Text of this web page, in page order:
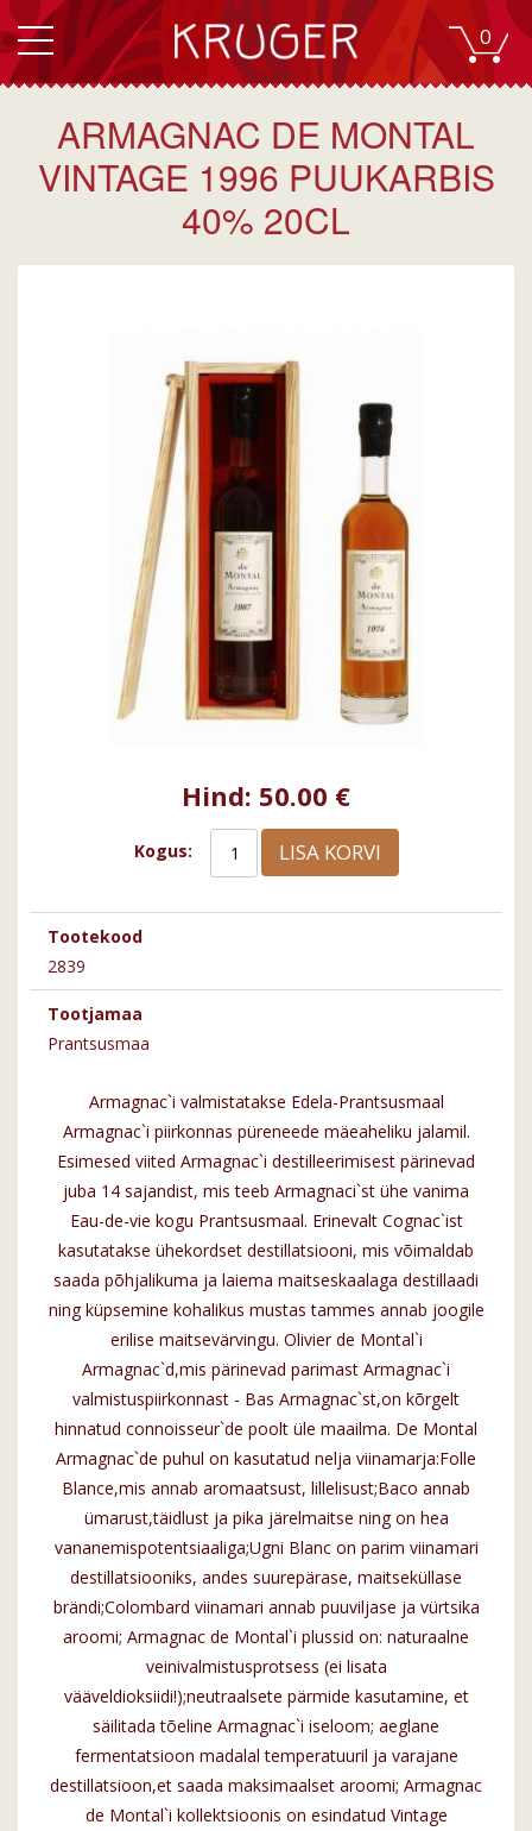
0
ARMAGNAC DE MONTAL
VINTAGE 1996 PUUKARBIS
40% 20CL
Hind: 50.00 €
Kogus: LISA KORVI
Tootekood
2839
Tootjamaa
Prantsusmaa
Armagnac`i valmistatakse Edela-Prantsusmaal
Armagnac`i piirkonnas püreneede mäeaheliku jalamil.
Esimesed viited Armagnac`i destilleerimisest pärinevad
juba 14 sajandist, mis teeb Armagnaci`st ühe vanima
Eau-de-vie kogu Prantsusmaal. Erinevalt Cognac`ist
kasutatakse ühekordset destillatsiooni, mis võimaldab
saada põhjalikuma ja laiema maitseskaalaga destillaadi
ning küpsemine kohalikus mustas tammes annab joogile
erilise maitsevärvingu. Olivier de Montal`i
Armagnac`d,mis pärinevad parimast Armagnac`i
valmistuspiirkonnast - Bas Armagnac`st,on kõrgelt
hinnatud connoisseur`de poolt üle maailma. De Montal
Armagnac`de puhul on kasutatud nelja viinamarja:Folle
Blance,mis annab aromaatsust, lillelisust;Baco annab
ümarust,täidlust ja pika järelmaitse ning on hea
vananemispotentsiaaliga;Ugni Blanc on parim viinamari
destillatsiooniks, andes suurepärase, maitseküllase
brändi;Colombard viinamari annab puuviljase ja vürtsika
aroomi; Armagnac de Montal`i plussid on: naturaalne
veinivalmistusprotsess (ei lisata
vääveldioksiidi!);neutraalsete pärmide kasutamine, et
säilitada tõeline Armagnac`i iseloom; aeglane
fermentatsioon madalal temperatuuril ja varajane
destillatsioon,et saada maksimaalset aroomi; Armagnac
de Montal`i kollektsioonis on esindatud Vintage